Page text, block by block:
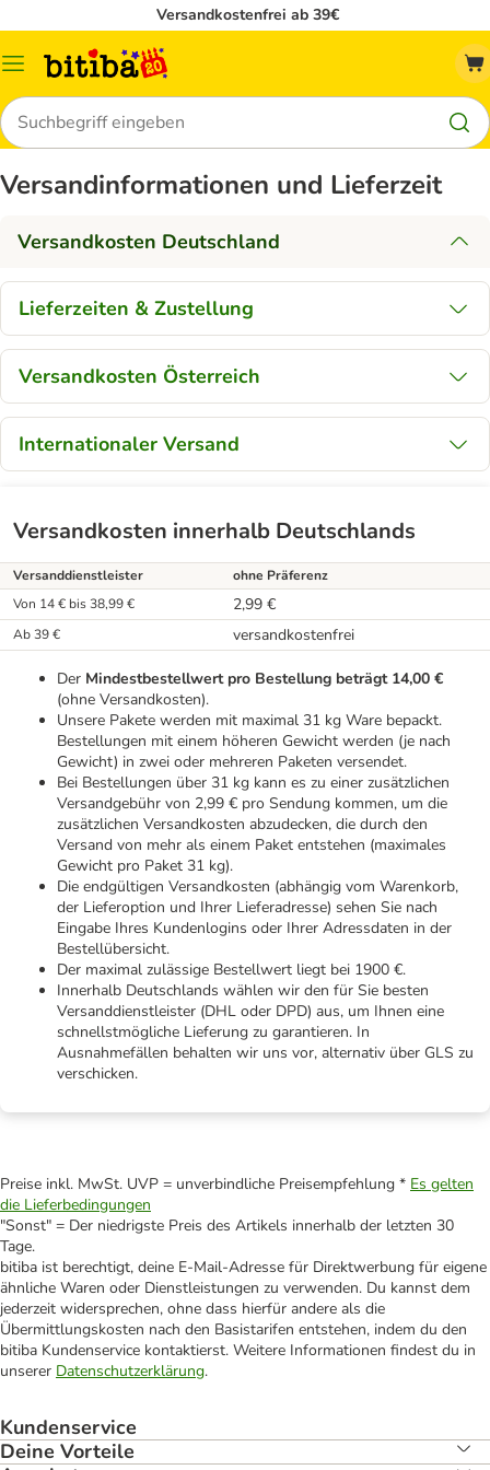
Versandkostenfrei ab 39€
Menü
Suchen
Versandinformationen und Lieferzeit
Versandkosten Deutschland
Lieferzeiten & Zustellung
Versandkosten Österreich
Internationaler Versand
Versandkosten innerhalb Deutschlands
Versanddienstleister
ohne Präferenz
Von 14 € bis 38,99 €
2,99 €
Ab 39 € versandkostenfrei
Der Mindestbestellwert pro Bestellung beträgt 14,00 €
(ohne Versandkosten).
Unsere Pakete werden mit maximal 31 kg Ware bepackt.
Bestellungen mit einem höheren Gewicht werden (je nach
Gewicht) in zwei oder mehreren Paketen versendet.
Bei Bestellungen über 31 kg kann es zu einer zusätzlichen
Versandgebühr von 2,99 € pro Sendung kommen, um die
zusätzlichen Versandkosten abzudecken, die durch den
Versand von mehr als einem Paket entstehen (maximales
Gewicht pro Paket 31 kg).
Die endgültigen Versandkosten (abhängig vom Warenkorb,
der Lieferoption und Ihrer Lieferadresse) sehen Sie nach
Eingabe Ihres Kundenlogins oder Ihrer Adressdaten in der
Bestellübersicht.
Der maximal zulässige Bestellwert liegt bei 1900 €.
Innerhalb Deutschlands wählen wir den für Sie besten
Versanddienstleister (DHL oder DPD) aus, um Ihnen eine
schnellstmögliche Lieferung zu garantieren. In
Ausnahmefällen behalten wir uns vor, alternativ über GLS zu
verschicken.
Preise inkl. MwSt. UVP = unverbindliche Preisempfehlung * Es gelten
die Lieferbedingungen
"Sonst" = Der niedrigste Preis des Artikels innerhalb der letzten 30
Tage.
bitiba ist berechtigt, deine E-Mail-Adresse für Direktwerbung für eigene
ähnliche Waren oder Dienstleistungen zu verwenden. Du kannst dem
jederzeit widersprechen, ohne dass hierfür andere als die
Übermittlungskosten nach den Basistarifen entstehen, indem du den
bitiba Kundenservice kontaktierst. Weitere Informationen findest du in
unserer Datenschutzerklärung.
Kundenservice
Deine Vorteile